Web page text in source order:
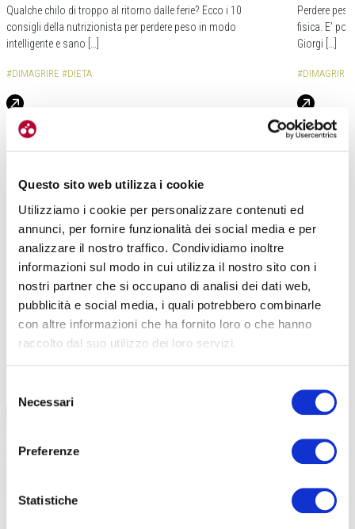
Questo sito web utilizza i cookie
Utilizziamo i cookie per personalizzare contenuti ed
annunci, per fornire funzionalità dei social media e per
analizzare il nostro traffico. Condividiamo inoltre
informazioni sul modo in cui utilizza il nostro sito con i
nostri partner che si occupano di analisi dei dati web,
pubblicità e social media, i quali potrebbero combinarle
con altre informazioni che ha fornito loro o che hanno
raccolto dal suo utilizzo dei loro servizi.
delNecessari
Preferenze
Statistiche
Qualche chilo di troppo al ritorno dalle ferie? Ecco i 10
consigli della nutrizionista per perdere peso in modo
intelligente e sano […]
#DIMAGRIRE #DIETA
Perdere
fisica. E’
Giorgi […]
#DIMAGRIRE
TUTTE LE CATEGORIE DEL MAGAZINE